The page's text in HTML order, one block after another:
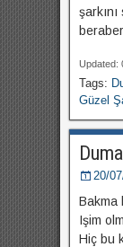
Updated:
Tags:
Güzel
20/
Bakma
Işim
Hiç bu